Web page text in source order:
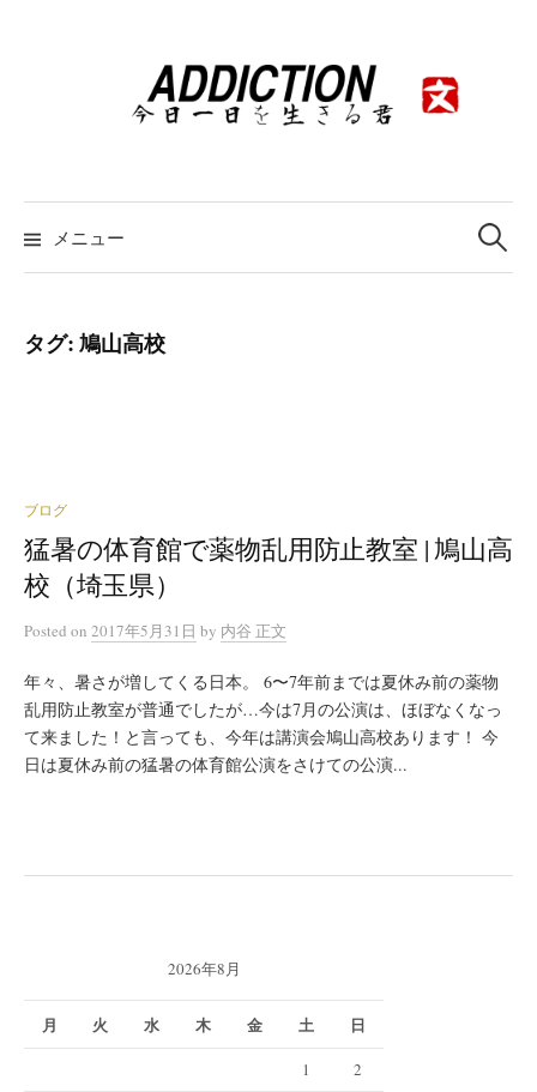
ス
キ
ッ
メニュー
検
索:
タグ:鳩山高校
ブログ
猛暑の体育館で薬物乱用防止教室 | 鳩山高
校（埼玉県）
Posted on 2017年5月31日 by 内谷 正文
年々、暑さが増してくる日本。 6〜7年前までは夏休み前の薬物
乱用防止教室が普通でしたが…今は7月の公演は、ほぼなくなっ
て来ました！と言っても、今年は講演会鳩山高校あります！ 今
日は夏休み前の猛暑の体育館公演をさけての公演...
2026年8月
月 火 水 木 金 土 日
1
2